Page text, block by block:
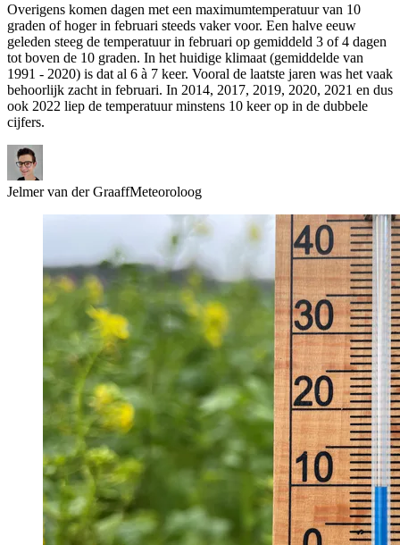
Overigens komen dagen met een maximumtemperatuur van 10
graden of hoger in februari steeds vaker voor. Een halve eeuw
geleden steeg de temperatuur in februari op gemiddeld 3 of 4 dagen
tot boven de 10 graden. In het huidige klimaat (gemiddelde van
1991 - 2020) is dat al 6 à 7 keer. Vooral de laatste jaren was het vaak
behoorlijk zacht in februari. In 2014, 2017, 2019, 2020, 2021 en dus
ook 2022 liep de temperatuur minstens 10 keer op in de dubbele
cijfers.
Jelmer van der GraaffMeteoroloog